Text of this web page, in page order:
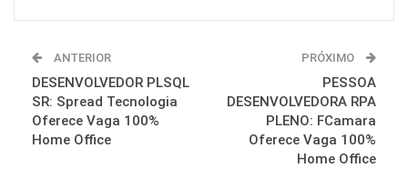
ANTERIOR
DESENVOLVEDOR PLSQL
SR: Spread Tecnologia
Oferece Vaga 100%
Home Office
PRÓXIMO
PESSOA
DESENVOLVEDORA RPA
PLENO: FCamara
Oferece Vaga 100%
Home Office